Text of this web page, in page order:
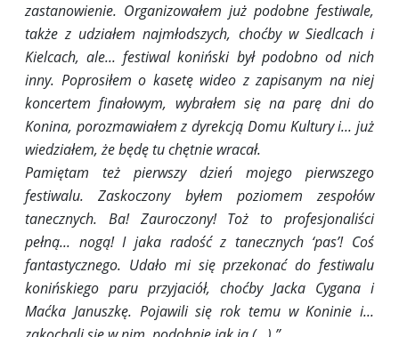
zastanowienie. Organizowałem już podobne festiwale,
także z udziałem najmłodszych, choćby w Siedlcach i
Kielcach, ale... festiwal koniński był podobno od nich
inny. Poprosiłem o kasetę wideo z zapisanym na niej
koncertem finałowym, wybrałem się na parę dni do
Konina, porozmawiałem z dyrekcją Domu Kultury i... już
wiedziałem, że będę tu chętnie wracał.
Pamiętam też pierwszy dzień mojego pierwszego
festiwalu. Zaskoczony byłem poziomem zespołów
tanecznych. Ba! Zauroczony! Toż to profesjonaliści
pełną... nogą! I jaka radość z tanecznych ‘pas’! Coś
fantastycznego. Udało mi się przekonać do festiwalu
konińskiego paru przyjaciół, choćby Jacka Cygana i
Maćka Januszkę. Pojawili się rok temu w Koninie i...